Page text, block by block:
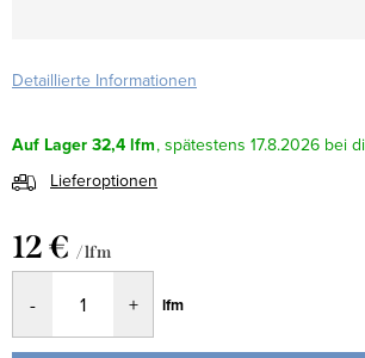
Detaillierte Informationen
Auf Lager32,4 lfm 17.8.2026
Lieferoptionen
12 € / lfm
lfm